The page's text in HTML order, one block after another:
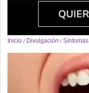
Inicio / Divulgación / Síntomas